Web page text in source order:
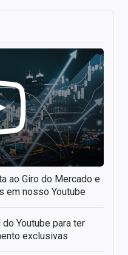
ao Giro do Mercado e
em nosso Youtube
Youtube para ter
exclusivas